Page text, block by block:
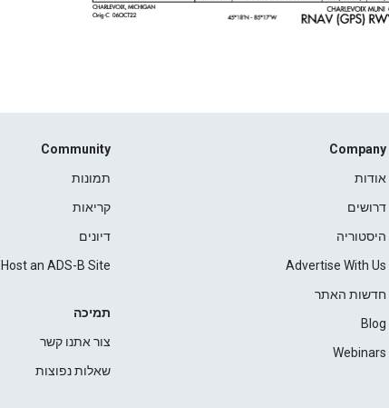
Company
אודות
דרושים
היסטוריה
Advertise With Us
חדשות האתר
Blog
Webinars
Community
תמונות
קריאות
דיונים
Host an ADS-B Site
תמיכה
צור אתנו קשר
שאלות נפוצות